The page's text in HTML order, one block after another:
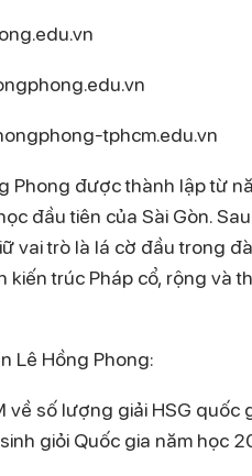
tphcm.edu.vn
Phong được thành lập từ
đầu tiên của Sài Gòn.
vai trò là lá cờ đầu trong
trúc Pháp cổ, rộng và
Lê Hồng Phong:
về số lượng giải HSG
giỏi Quốc gia năm học